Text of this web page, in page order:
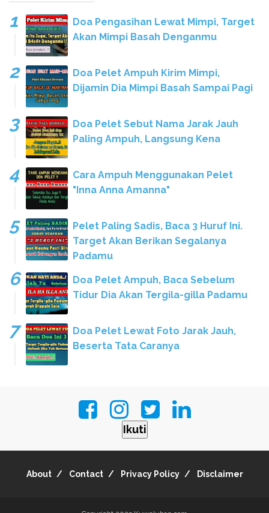
Doa Pengasihan Lewat Mimpi, Target
Akan Mimpi Basah Denganmu
Doa Pelet Ampuh Kirim Mimpi,
Dijamin Dia Mimpi Basah Sampai Pagi
Doa Pelet Sebut Nama Jarak Jauh
Paling Ampuh, Langsung Kena
Cara Ampuh Menggunakan Pelet
"Inna Anna Amanna"
Pelet Paling Sadis, Baca 3 Huruf Ini.
Target Akan Berikan Segalanya
Padamu
Doa Pelet Ampuh, Baca Sebelum
Tidur Dia Akan Tergila-gilla Padamu
Doa Pelet Lewat Foto Jarak Jauh,
Beserta Tata Caranya
Ikuti
About Contact Privacy Policy Disclaimer